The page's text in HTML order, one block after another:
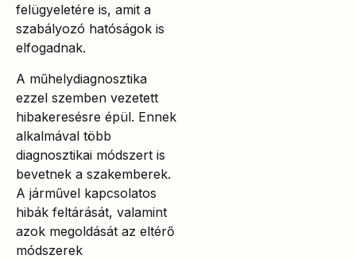
felügyeletére is, amit a
szabályozó hatóságok is
elfogadnak.
A műhelydiagnosztika
ezzel szemben vezetett
hibakeresésre épül. Ennek
alkalmával több
diagnosztikai módszert is
bevetnek a szakemberek.
A járművel kapcsolatos
hibák feltárását, valamint
azok megoldását az eltérő
módszerek